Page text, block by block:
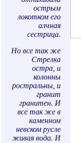
острым
локотком его
алчная
сестрица.
Но все так же
Стрелка
остра, и
колонны
ростральны, и
гранит
гранитен. И
все так же в
каменном
невском русле
живая вода. И